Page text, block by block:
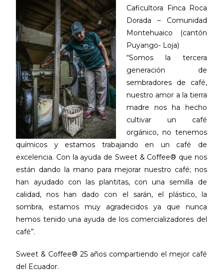
Caficultora Finca Roca
Dorada – Comunidad
Montehuaico (cantón
Puyango- Loja)
“Somos la tercera
generación de
sembradores de café,
nuestro amor a la tierra
madre nos ha hecho
cultivar un café
orgánico, no tenemos
químicos y estamos trabajando en un café de
excelencia. Con la ayuda de Sweet & Coffee® que nos
están dando la mano para mejorar nuestro café; nos
han ayudado con las plantitas, con una semilla de
calidad, nos han dado con el sarán, el plástico, la
sombra, estamos muy agradecidos ya que nunca
hemos tenido una ayuda de los comercializadores del
café”.
Sweet & Coffee® 25 años compartiendo el mejor café
del Ecuador.